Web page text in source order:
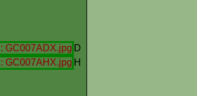
D
H